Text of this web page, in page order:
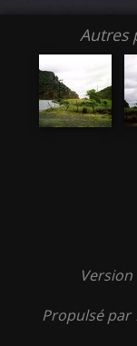
Autres
Propulsé par